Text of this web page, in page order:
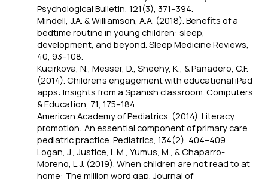
Psychological Bulletin, 121 (3), 371–394.
Mindell, J.A. & Williamson, A.A. (2018). Benefits of a
bedtime routine in young children: sleep,
development, and beyond. Sleep Medicine Reviews,
40, 93–108.
Kucirkova, N., Messer, D., Sheehy, K., & Panadero, C.F.
(2014). Children's engagement with educational iPad
apps: Insights from a Spanish classroom. Computers
& Education, 71, 175–184.
American Academy of Pediatrics. (2014). Literacy
promotion: An essential component of primary care
pediatric practice. Pediatrics, 134(2), 404–409.
Logan, J., Justice, L.M., Yumus, M., & Chaparro-
Moreno, L.J. (2019). When children are not read to at
home: The million word gap. Journal of